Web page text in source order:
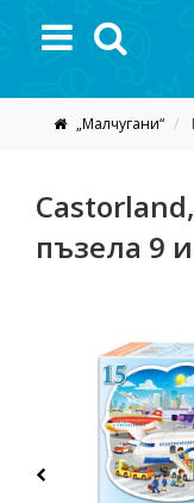
„Малчугани“
пъзела 9